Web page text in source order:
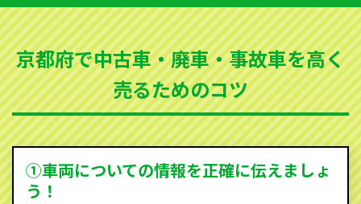
など動かない車、水害車、不動車、乗らなくなってし
まった車、車検が切れて動かすことができない車でも
買取可能です。
ソコカラは世界１１０か国に独自の販売ネットワーク
を持ち、国内に自社物流網、自社ヤードをもっている
ため、中間マージンがかかりません。だから高価買取
を実現し、お客様に利益を還元することができるので
す。
京都府で中古車・廃車・事故車を高く
売るためのコツ
①車両についての情報を正確に伝えましょ
う！